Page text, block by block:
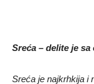
Sreća – delite je
Sreća je najkrhkija i